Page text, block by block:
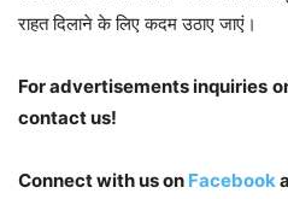
राहत दिलाने के लिए कदम उठाए जाएं।
For advertisements inquiries
contact us!
Connect with us on Facebook